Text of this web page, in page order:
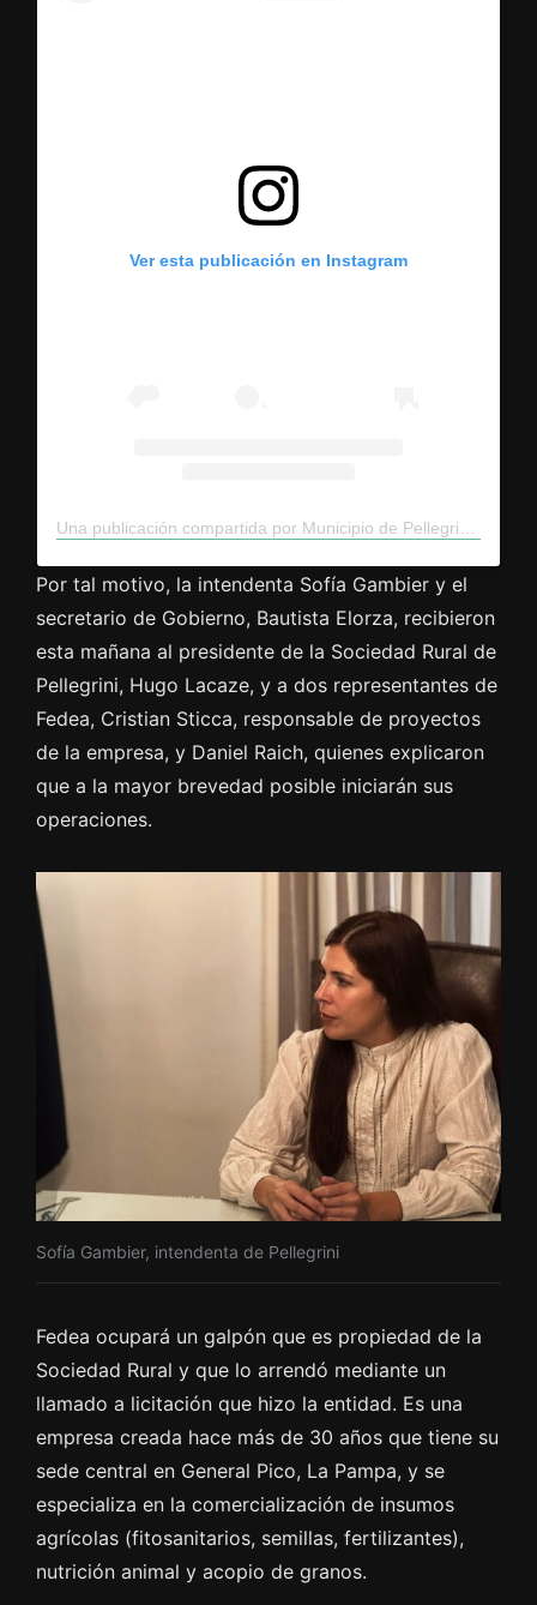
Ver esta publicación en Instagram
Por tal motivo, la intendenta Sofía Gambier y el
secretario de Gobierno, Bautista Elorza, recibieron
esta mañana al presidente de la Sociedad Rural de
Pellegrini, Hugo Lacaze, y a dos representantes de
Fedea, Cristian Sticca, responsable de proyectos
de la empresa, y Daniel Raich, quienes explicaron
que a la mayor brevedad posible iniciarán sus
operaciones.
Sofía Gambier, intendenta de Pellegrini
Fedea ocupará un galpón que es propiedad de la
Sociedad Rural y que lo arrendó mediante un
llamado a licitación que hizo la entidad. Es una
empresa creada hace más de 30 años que tiene su
sede central en General Pico, La Pampa, y se
especializa en la comercialización de insumos
agrícolas (fitosanitarios, semillas, fertilizantes),
nutrición animal y acopio de granos.